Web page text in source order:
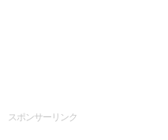
スポンサーリンク